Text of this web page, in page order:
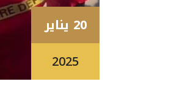
20 يناير
2025